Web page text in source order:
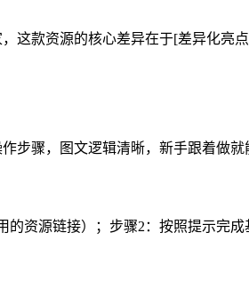
这款资源的核心差异在于[差异化亮
步骤，图文逻辑清晰，新手跟着做就
资源链接）；步骤2：按照提示完